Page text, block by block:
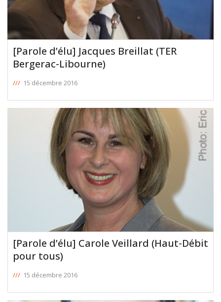
[Parole d’élu] Jacques Breillat (TER
Bergerac-Libourne)
/// 15 décembre 2016
[Parole d’élu] Carole Veillard (Haut-Débit
pour tous)
/// 15 décembre 2016